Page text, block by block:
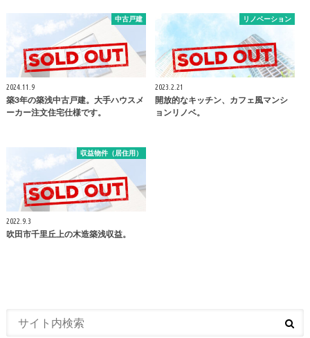
中古戸建
2024.11.9
築3年の築浅中古戸建。大手ハウスメ
ーカー注文住宅仕様です。
リノベーション
2023.2.21
開放的なキッチン、カフェ風マンシ
ョンリノベ。
収益物件（居住用）
2022.9.3
吹田市千里丘上の木造築浅収益。